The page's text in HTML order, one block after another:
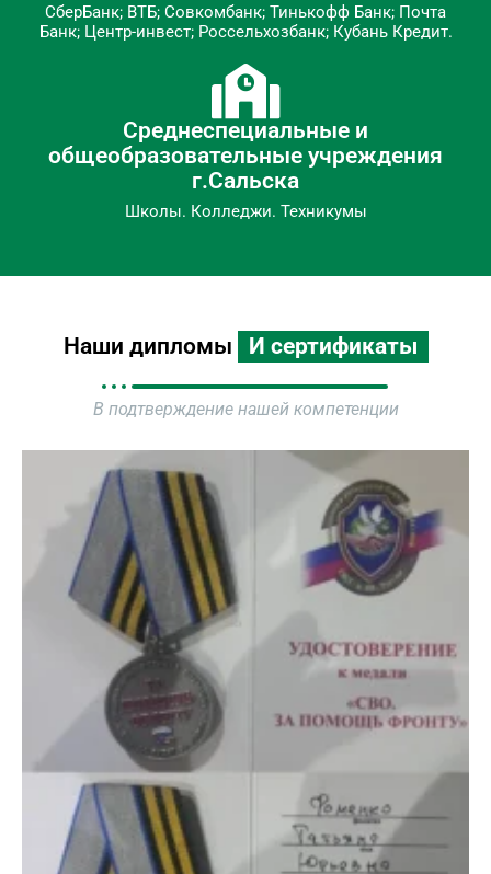
СберБанк; ВТБ; Совкомбанк; Тинькофф Банк; Почта
Банк; Центр-инвест; Россельхозбанк; Кубань Кредит.
Среднеспециальные и
общеобразовательные учреждения
г.Сальска
Школы. Колледжи. Техникумы
Наши дипломы И сертификаты
В подтверждение нашей компетенции